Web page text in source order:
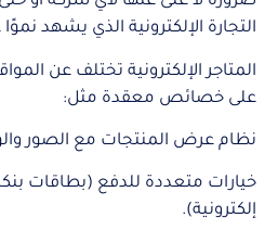
التجارة الإلكترونية الذي يشهد
المتاجر الإلكترونية تختلف عن
على خصائص معقدة مثل:
نظام عرض المنتجات مع الصور
خيارات متعددة للدفع (بطاقات
إلكترونية).